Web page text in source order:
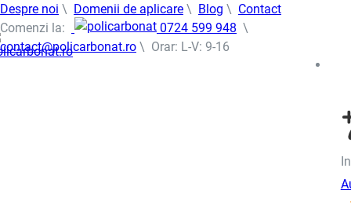
Despre noi \ Domenii de aplicare \ Blog \ Contact
Comenzi la:
0724 599 948 \
contact@policarbonat.ro \ Orar: L-V: 9-16